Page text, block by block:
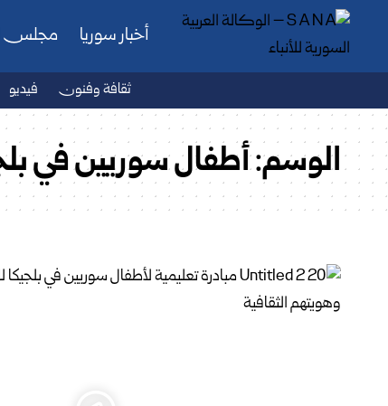
أخبار سوريا مجلس
ثقافة وفنون فيديو
الوسم:أطفال سوريين في